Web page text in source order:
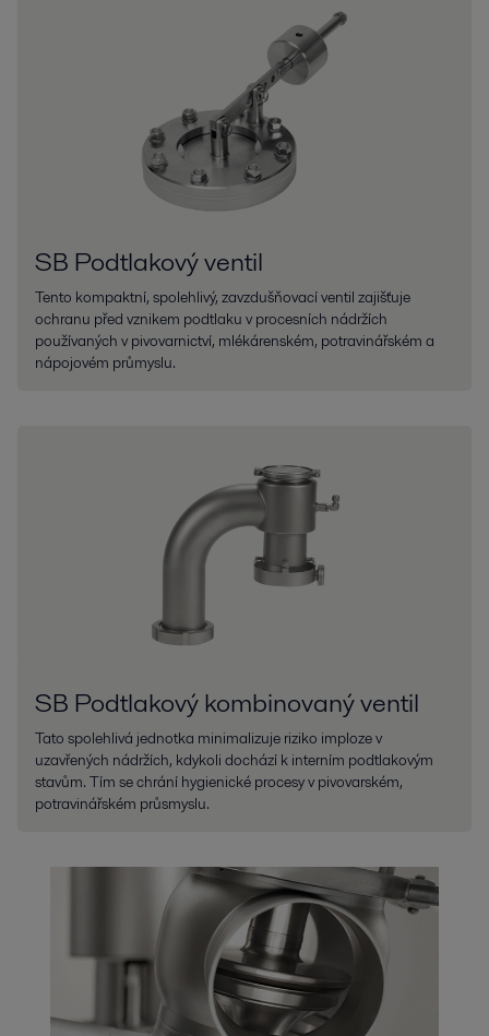
SB Podtlakový ventil
Tento kompaktní, spolehlivý, zavzdušňovací ventil zajišťuje
ochranu před vznikem podtlaku v procesních nádržích
používaných v pivovarnictví, mlékárenském, potravinářském a
nápojovém průmyslu.
SB Podtlakový kombinovaný ventil
Tato spolehlivá jednotka minimalizuje riziko imploze v
uzavřených nádržích, kdykoli dochází k interním podtlakovým
stavům. Tím se chrání hygienické procesy v pivovarském,
potravinářském průsmyslu.